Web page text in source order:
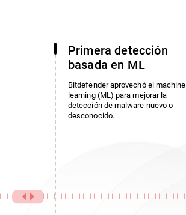
Primera detección
basada en ML
Bitdefender aprovechó el machine
learning (ML) para mejorar la
detección de malware nuevo o
desconocido.